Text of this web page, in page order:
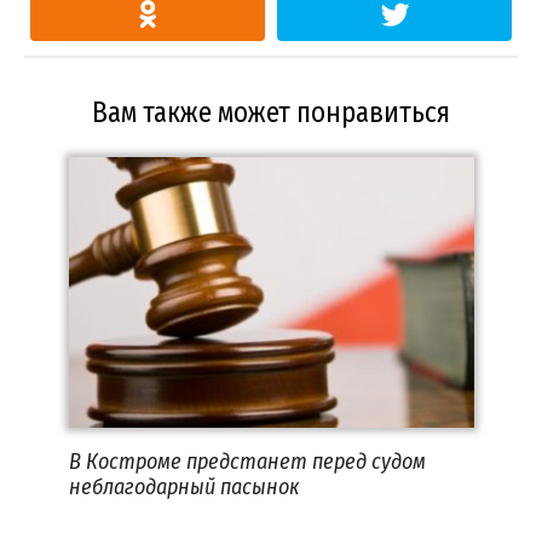
Вам также может понравиться
В Костроме предстанет перед судом
неблагодарный пасынок